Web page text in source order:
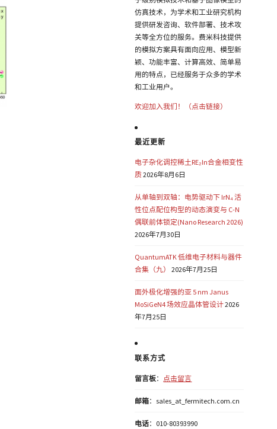
仿真技术，为学术和工业研究机构
提供研发咨询、软件部署、技术攻
关等全方位的服务。费米科技提供
的模拟方案具有面向应用、模型新
颖、功能丰富、计算高效、简单易
用的特点，已经服务于众多的学术
和工业用户。
欢迎加入我们！（点击链接）
最近更新
电子杂化调控稀土RE₂In合金相变性
质2026年8月6日
从单轴到双轴：电势驱动下 IrN₄ 活
性位点配位构型的动态演变与 C-N
偶联前体锁定(Nano Research 2026)
2026年7月30日
QuantumATK 低维电子材料与器件
合集（九）
2026年7月25日
面外极化增强的亚 5 nm Janus
MoSiGeN4 场效应晶体管设计2026
年7月25日
联系方式
留言板： 点击留言
邮箱：sales_at_fermitech.com.cn
电话：010-80393990